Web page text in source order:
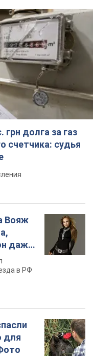
долга за газ
счетчика: судья
Вояж
даже
в РФ
для